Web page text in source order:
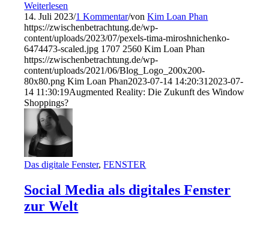
Weiterlesen
14. Juli 2023/1 Kommentar/vonKim Loan Phan
https://zwischenbetrachtung.de/wp-
content/uploads/2023/07/pexels-tima-miroshnichenko-
6474473-scaled.jpg 1707 2560 Kim Loan Phan
https://zwischenbetrachtung.de/wp-
content/uploads/2021/06/Blog_Logo_200x200-
80x80.png Kim Loan Phan2023-07-14 14:20:31 2023-07-
14 11:30:19Augmented Reality: Die Zukunft des Window
Shoppings?
Das digitale Fenster,FENSTER
Social Media als digitales Fenster
zur Welt